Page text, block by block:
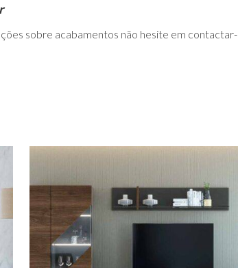
sobre acabamentos não hesite em